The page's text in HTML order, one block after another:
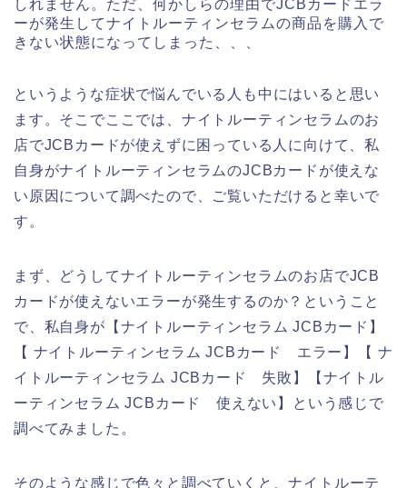
しれません。ただ、何かしらの理由でJCBカードエラ
ーが発生してナイトルーティンセラムの商品を購入で
きない状態になってしまった、、、
というような症状で悩んでいる人も中にはいると思い
ます。そこでここでは、ナイトルーティンセラムのお
店でJCBカードが使えずに困っている人に向けて、私
自身がナイトルーティンセラムのJCBカードが使えな
い原因について調べたので、ご覧いただけると幸いで
す。
まず、どうしてナイトルーティンセラムのお店でJCB
カードが使えないエラーが発生するのか？ということ
で、私自身が【ナイトルーティンセラム JCBカード】
【 ナイトルーティンセラム JCBカード エラー】【 ナ
イトルーティンセラム JCBカード 失敗】【ナイトル
ーティンセラム JCBカード 使えない】という感じで
調べてみました。
そのような感じで色々と調べていくと、ナイトルーテ